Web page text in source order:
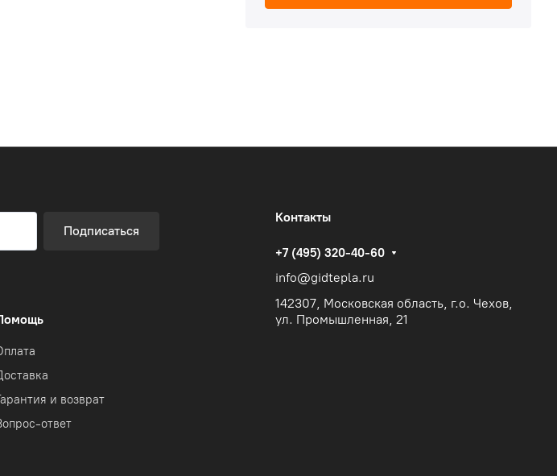
Подписаться
и возврат
ответ
Контакты
+7 (495) 320-40-60
info@gidtepla.ru
142307, Московская область, г.о. Чехов,
ул. Промышленная, 21